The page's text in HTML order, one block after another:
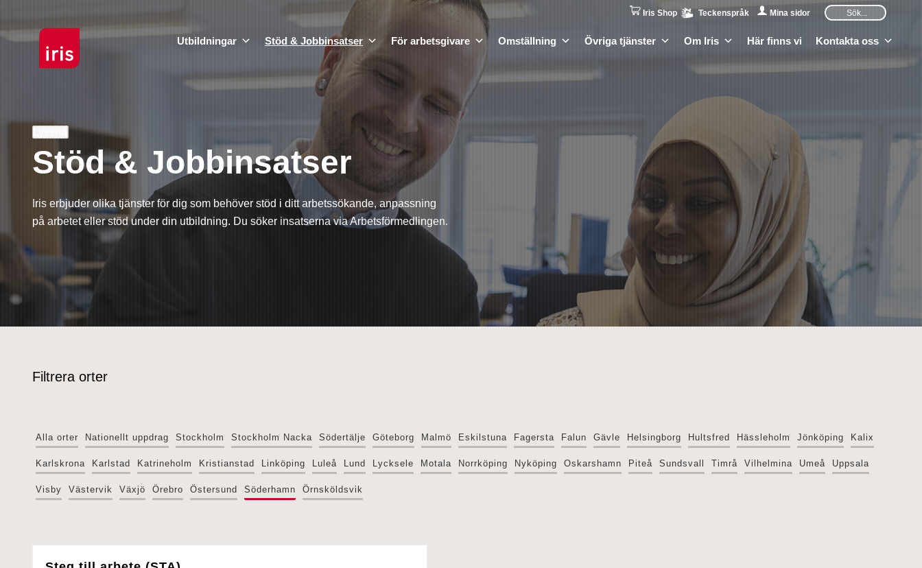
Iris Shop Teckenspråk Mina sidor
Utbildningar Stöd & Jobbinsatser För arbetsgivare Omställning Övriga tjänster Om Iris Här finns vi Kontakta oss
Stöd & Jobbinsatser
Iris erbjuder olika tjänster för dig som behöver stöd i ditt arbetssökande, anpassning
på arbetet eller stöd under din utbildning. Du söker insatserna via Arbetsförmedlingen.
Filtrera orter
Alla orter Nationellt uppdrag Stockholm Stockholm Nacka Södertälje Göteborg Malmö Eskilstuna Fagersta Falun Gävle Helsingborg Hultsfred Hässleholm Jönköping Kalix
Karlskrona Karlstad Katrineholm Kristianstad Linköping Luleå Lund Lycksele Motala Norrköping Nyköping Oskarshamn Piteå Sundsvall Timrå Vilhelmina Umeå Uppsala
Visby Västervik Växjö Örebro Östersund Söderhamn Örnsköldsvik